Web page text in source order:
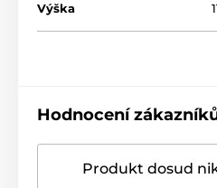
Výška
Hodnocení
Produkt dosud